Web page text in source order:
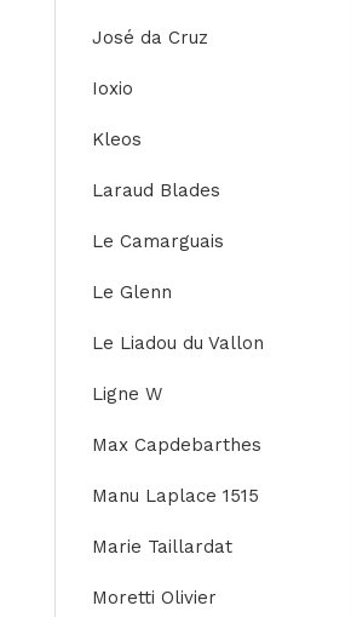
José da Cruz
Ioxio
Kleos
Laraud Blades
Le Camarguais
Le Glenn
Le Liadou du Vallon
Ligne W
Max Capdebarthes
Manu Laplace 1515
Marie Taillardat
Moretti Olivier